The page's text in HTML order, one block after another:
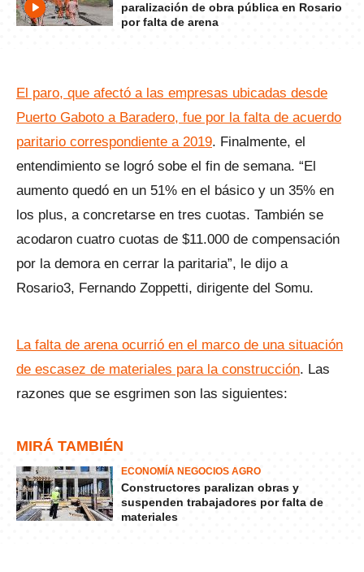
paralización de obra pública en Rosario
por falta de arena
El paro, que afectó a las empresas ubicadas desde
Puerto Gaboto a Baradero, fue por la falta de acuerdo
paritario correspondiente a 2019. Finalmente, el
entendimiento se logró sobe el fin de semana. “El
aumento quedó en un 51% en el básico y un 35% en
los plus, a concretarse en tres cuotas. También se
acodaron cuatro cuotas de $11.000 de compensación
por la demora en cerrar la paritaria”, le dijo a
Rosario3, Fernando Zoppetti, dirigente del Somu.
La falta de arena ocurrió en el marco de una situación
de escasez de materiales para la construcción. Las
razones que se esgrimen son las siguientes:
MIRÁ TAMBIÉN
ECONOMÍA NEGOCIOS AGRO
Constructores paralizan obras y
suspenden trabajadores por falta de
materiales